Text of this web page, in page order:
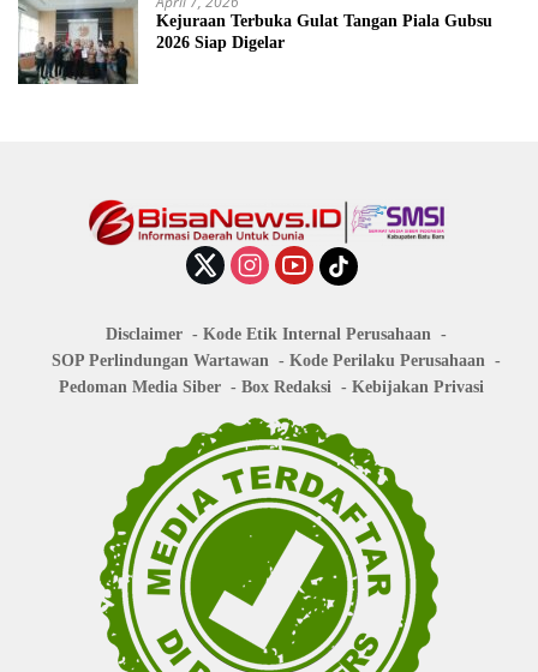
Kejuraan Terbuka Gulat Tangan Piala Gubsu
2026 Siap Digelar
Disclaimer
Kode Etik Internal Perusahaan
SOP Perlindungan Wartawan
Kode Perilaku Perusahaan
Pedoman Media Siber
Box Redaksi Kebijakan Privasi